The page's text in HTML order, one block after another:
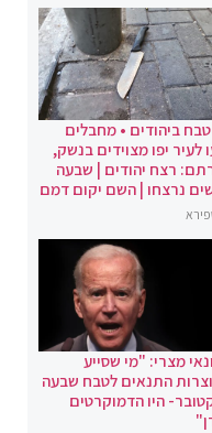
ביהודים • מחבלים
לעיר יפו מצוידים בנשק,
רצח יהודים | שבעה
נרצחו | השם יקום דמם
מצרי: "מי שסייע
התנאים לטבח שבעה
היו הדמוקרטים